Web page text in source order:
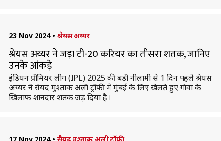
23 Nov 2024 • श्रेयस अय्यर
श्रेयस अय्यर ने जड़ा टी-20 करियर का तीसरा शतक, जानिए
उनके आंकड़े
इंडियन प्रीमियर लीग (IPL) 2025 की बड़ी नीलामी से 1 दिन पहले श्रेयस
अय्यर ने सैयद मुश्ताक अली ट्रॉफी में मुंबई के लिए खेलते हुए गोवा के
खिलाफ शानदार शतक जड़ दिया है।
17 Nov 2024 • सैयद मुश्ताक अली ट्रॉफी